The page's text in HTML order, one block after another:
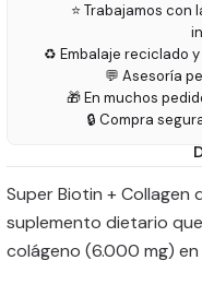
⭐ Trabajamos
♻️ Embalaje reciclado
💬 Asesoría
🎁 En muchos
🔒 Compra
Super Biotin + Collagen
suplemento dietario
colágeno (6.000 mg)